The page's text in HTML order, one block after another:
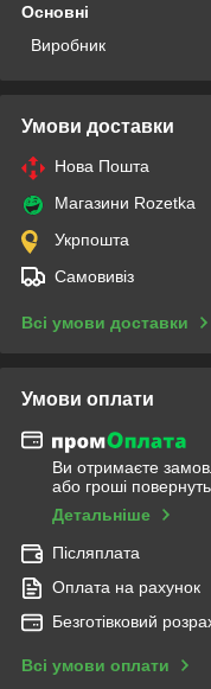
Основні
Виробник
Умови доставки
Нова Пошта
Магазини Rozetka
Укрпошта
Самовивіз
Всі умови доставки
Умови оплати
Ви отримаєте
або гроші
Детальніше
Післяплата
Оплата на рахунок
Безготівковий
Всі умови оплати